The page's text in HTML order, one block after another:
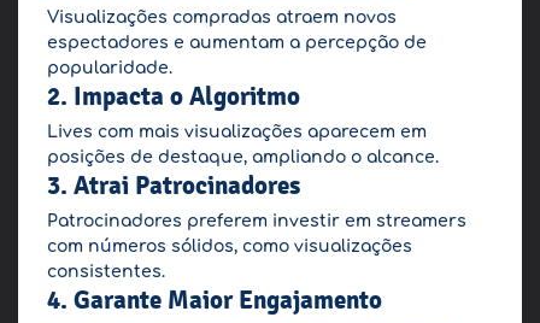
Visualizações compradas atraem novos
espectadores e aumentam a percepção de
popularidade.
2. Impacta o Algoritmo
Lives com mais visualizações aparecem em
posições de destaque, ampliando o alcance.
3. Atrai Patrocinadores
Patrocinadores preferem investir em streamers
com números sólidos, como visualizações
consistentes.
4. Garante Maior Engajamento